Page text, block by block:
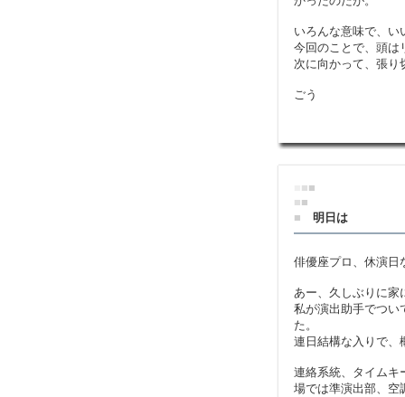
いろんな意味で、い
今回のことで、頭は
次に向かって、張り
ごう
■■
■■
■
明日は
俳優座プロ、休演日
あー、久しぶりに家
私が演出助手でつい
た。
連日結構な入りで、
連絡系統、タイムキ
場では準演出部、空